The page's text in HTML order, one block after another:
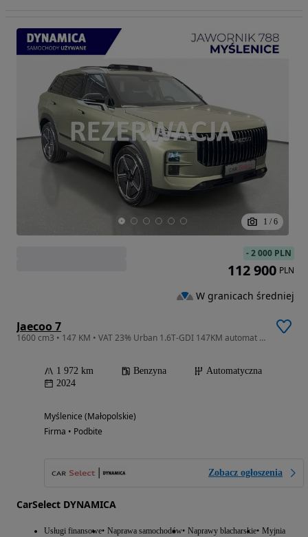
1 / 6
Jaecoo 7
1600 cm3 • 147 KM • VAT 23% Urban 1.6T-GDI 147KM automat 2024/2025 r., salon PL, I wł
1 972 km Benzyna
Automatyczna
2024
Myślenice (Małopolskie)
Firma • Podbite
Zobacz ogłoszenia
CarSelect DYNAMICA
Usługi finansowe Naprawa samochodów Naprawy blacharskie Myjnia
-2 000 PLN
112 900 PLN
W granicach średniej